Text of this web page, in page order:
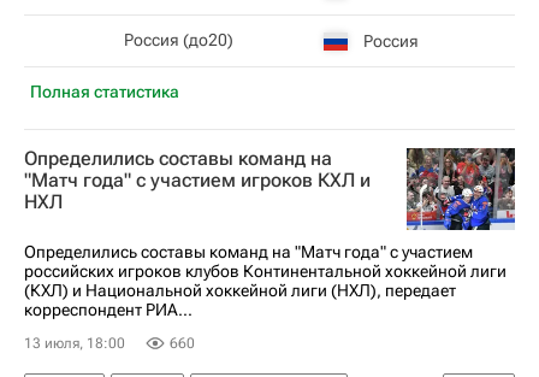
Полная статистика
Россия (до20) Россия
Определились составы команд на
"Матч года" с участием игроков КХЛ и
НХЛ
Определились составы команд на "Матч года" с участием
российских игроков клубов Континентальной хоккейной лиги
(КХЛ) и Национальной хоккейной лиги (НХЛ), передает
корреспондент РИА...
13 июля, 18:00 660